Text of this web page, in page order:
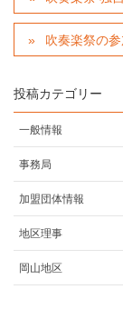
吹奏楽祭の
投稿カテゴリー
一般情報
事務局
加盟団体情報
地区理事
岡山地区